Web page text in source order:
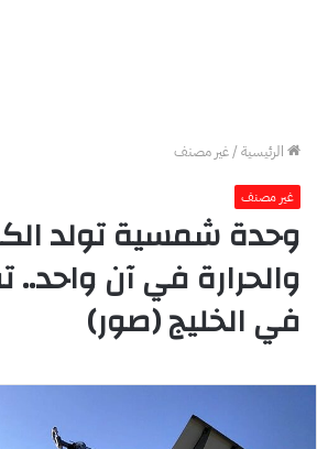
الرئيسية/غير مصنف
غير مصنف
وحدة شمسية تولد
والحرارة في آن واحد..
في الخليج (صور)